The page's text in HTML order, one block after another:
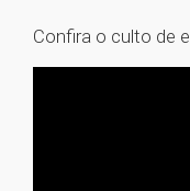
Confira o culto de